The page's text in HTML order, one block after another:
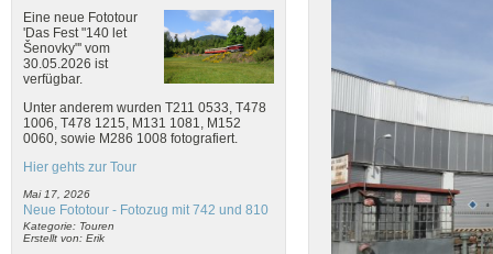
Eine neue Fototour
'Das Fest "140 let
Šenovky"' vom
30.05.2026 ist
verfügbar.
Unter anderem wurden T211 0533, T478
1006, T478 1215, M131 1081, M152
0060, sowie M286 1008 fotografiert.
Hier gehts zur Tour
Mai 17, 2026
Neue Fototour - Fotozug mit 742 und 810
Kategorie: Touren
Erstellt von: Erik